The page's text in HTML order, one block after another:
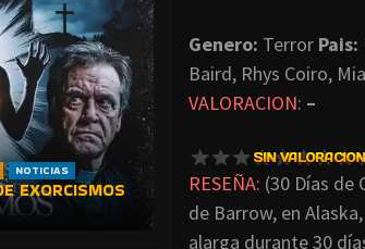
Genero: Terror Pais:
Baird, Rhys Coiro,
VALORACION: –
RESEÑA: (30 Días de
de Barrow, en
alarga durante 30
NOTICIAS
EXORCISMOS